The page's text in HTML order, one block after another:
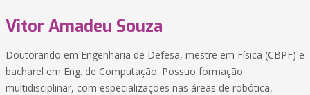
Vitor Amadeu Souza
Doutorando em Engenharia de Defesa, mestre em Física (CBPF) e
bacharel em Eng. de Computação. Possuo formação
multidisciplinar, com especializações nas áreas de robótica,